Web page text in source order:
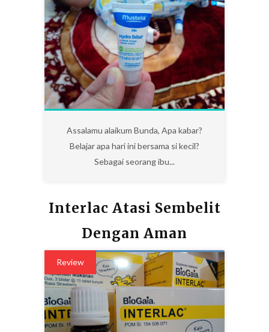
Assalamu alaikum Bunda, Apa kabar?
Belajar apa hari ini bersama si kecil?
Sebagai seorang ibu...
Interlac Atasi Sembelit
Dengan Aman
Review